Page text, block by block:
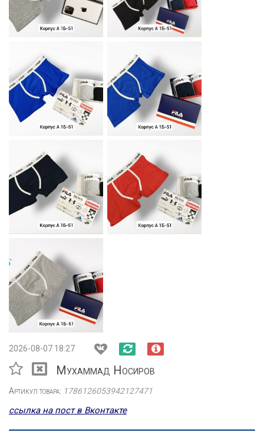
2026-08-07 18:27
Мухаммад Носиров
Артикул товара: 1786126053942127471
ссылка на пост в Вконтакте